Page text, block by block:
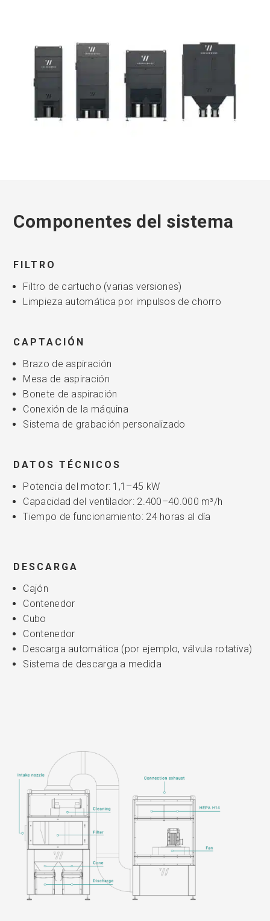
Componentes del sistema
FILTRO
Filtro de cartucho (varias versiones)
Limpieza automática por impulsos de chorro
CAPTACIÓN
Brazo de aspiración
Mesa de aspiración
Bonete de aspiración
Conexión de la máquina
Sistema de grabación personalizado
DATOS TÉCNICOS
Potencia del motor: 1,1–45 kW
Capacidad del ventilador: 2.400–40.000 m³/h
Tiempo de funcionamiento: 24 horas al día
DESCARGA
Cajón
Contenedor
Cubo
Contenedor
Descarga automática (por ejemplo, válvula rotativa)
Sistema de descarga a medida